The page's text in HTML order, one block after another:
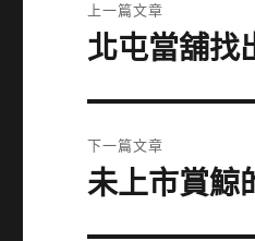
章
上一篇文章
上
篇
文
章:
北屯當舖找
下一篇文章
下
未上市賞